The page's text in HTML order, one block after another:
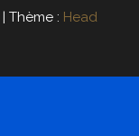
| Thème : Head